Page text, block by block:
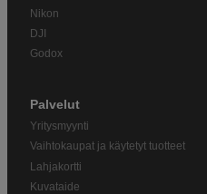
Nikon
DJI
Godox
Palvelut
Yritysmyynti
Vaihtokaupat ja käytetyt tuotteet
Lahjakortti
Kuvataide